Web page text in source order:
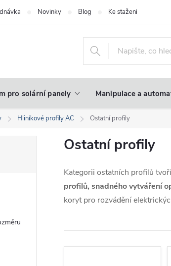
Novinky Blog Ke stažení
pro solární panely Manipulace a
Hliníkové profily AC Ostatní profily
Ostatní profily
Kategorii ostatních profilů tvoří
profilů, snadného vytváření
koryt pro rozvádění